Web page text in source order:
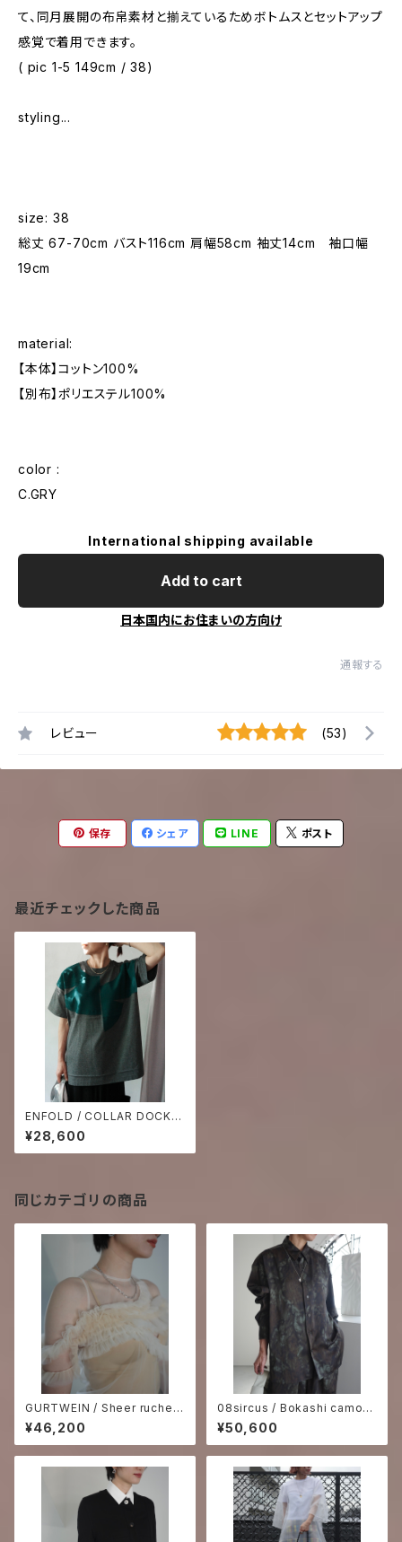
て、同月展開の布帛素材と揃えているためボトムスとセットアップ
感覚で着用できます。
( pic 1-5 149cm / 38)
styling...
size: 38
総丈 67-70cm バスト116cm 肩幅58cm 袖丈14cm 袖口幅
19cm
material:
【本体】コットン100%
【別布】ポリエステル100%
color :
C.GRY
International shipping available
Add to cart
日本国内にお住まいの方向け
通報する
レビュー (53)
保存 シェア LINE ポスト
最近チェックした商品
ENFOLD / COLLAR DOCKIN
G T-SHIRT -c.grey-
¥28,600
同じカテゴリの商品
GURTWEIN / Sheer ruche-
necklace tank top - white×
beige -
¥46,200
08sircus / Bokashi camouf
lage vintage satin shirt
¥50,600